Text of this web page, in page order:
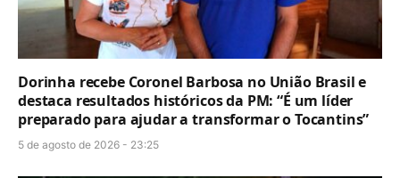
Dorinha recebe Coronel Barbosa no União Brasil e
destaca resultados históricos da PM: “É um líder
preparado para ajudar a transformar o Tocantins”
5 de agosto de 2026 - 23:25